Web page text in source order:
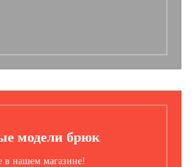
модели брюк
в нашем магазине!